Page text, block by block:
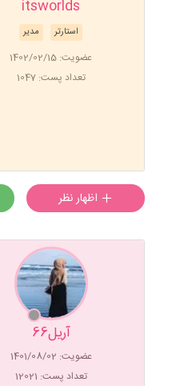
itsworlds
مدیر استارتر
عضویت: 1402/02/15
تعداد پست: 1047
آریل66
عضویت: 1401/08/02
تعداد پست: 12021